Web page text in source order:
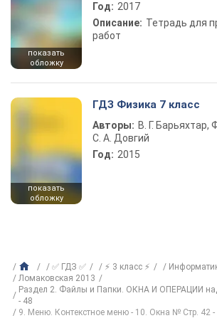
показать
обложку
Год: 2017
Описание: Тетрадь для
работ
показать
обложку
ГДЗ Физика 7 класс
Авторы: В. Г. Барьяхтар,
С. А. Довгий
Год: 2015
✅ ГДЗ ✅ ⚡ 3 класс ⚡
Ломаковская 2013
Раздел 2. Файлы и Папки. ОКНА И ОПЕРАЦИИ
- 48
9. Меню. Контекстное меню - 10. Окна № Стр. 42 -